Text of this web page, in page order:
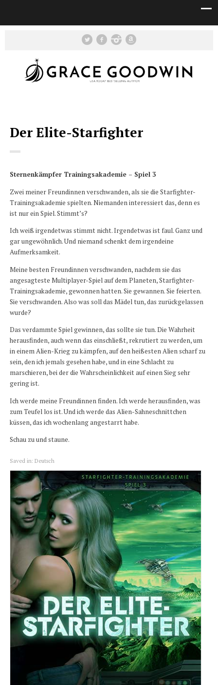
Der Elite-Starfighter
Sternenkämpfer Trainingsakademie – Spiel 3
Zwei meiner Freundinnen verschwanden, als sie die Starfighter-
Trainingsakademie spielten. Niemanden interessiert das, denn es
ist nur ein Spiel. Stimmt’s?
Ich weiß irgendetwas stimmt nicht. Irgendetwas ist faul. Ganz und
gar ungewöhnlich. Und niemand schenkt dem irgendeine
Aufmerksamkeit.
Meine besten Freundinnen verschwanden, nachdem sie das
angesagteste Multiplayer-Spiel auf dem Planeten,Starfighter-
Trainingsakademie, gewonnen hatten. Sie gewannen. Sie feierten.
Sie verschwanden. Also was soll das Mädel tun, das zurückgelassen
wurde?
Das verdammte Spiel gewinnen, das sollte sie tun. Die Wahrheit
herausfinden, auch wenn das einschließt, rekrutiert zu werden, um
in einem Alien-Krieg zu kämpfen, auf den heißesten Alien scharf zu
sein, den ich jemals gesehen habe, und in eine Schlacht zu
marschieren, bei der die Wahrscheinlichkeit auf einen Sieg sehr
gering ist.
Ich werde meine Freundinnen finden. Ich werde herausfinden, was
zum Teufel los ist. Und ich werde das Alien-Sahneschnittchen
küssen, das ich wochenlang angestarrt habe.
Schau zu und staune.
Saved in: Deutsch